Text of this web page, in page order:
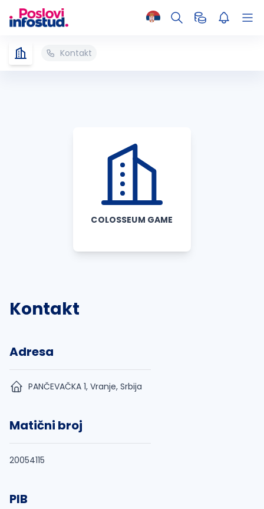
Kontakt
COLOSSEUM GAME
Kontakt
Adresa
PANČEVAČKA 1, Vranje, Srbija
Matični broj
20054115
PIB